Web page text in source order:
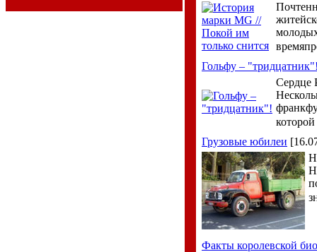
Гольфу –
Сердце
Грузовые юбилеи
Факты королевской